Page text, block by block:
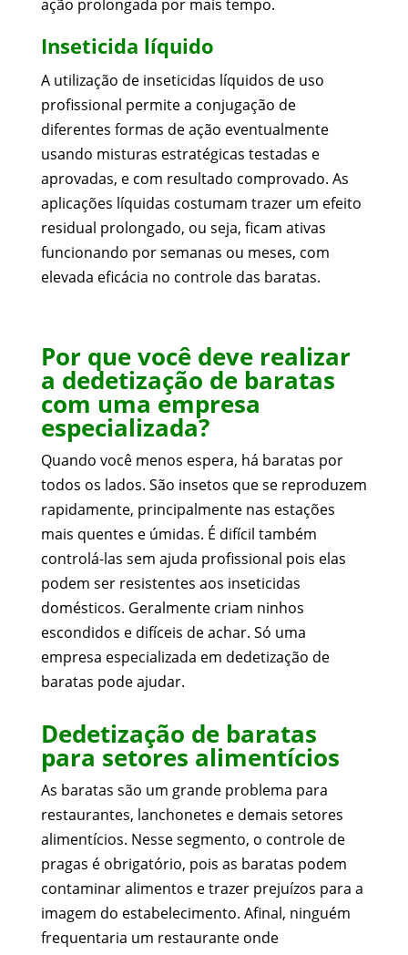
ação prolongada por mais tempo.
Inseticida líquido
A utilização de inseticidas líquidos de uso
profissional permite a conjugação de
diferentes formas de ação eventualmente
usando misturas estratégicas testadas e
aprovadas, e com resultado comprovado. As
aplicações líquidas costumam trazer um efeito
residual prolongado, ou seja, ficam ativas
funcionando por semanas ou meses, com
elevada eficácia no controle das baratas.
Por que você deve realizar
a dedetização de baratas
com uma empresa
especializada?
Quando você menos espera, há baratas por
todos os lados. São insetos que se reproduzem
rapidamente, principalmente nas estações
mais quentes e úmidas. É difícil também
controlá-las sem ajuda profissional pois elas
podem ser resistentes aos inseticidas
domésticos. Geralmente criam ninhos
escondidos e difíceis de achar. Só uma
empresa especializada em dedetização de
baratas pode ajudar.
Dedetização de baratas
para setores alimentícios
As baratas são um grande problema para
restaurantes, lanchonetes e demais setores
alimentícios. Nesse segmento, o controle de
pragas é obrigatório, pois as baratas podem
contaminar alimentos e trazer prejuízos para a
imagem do estabelecimento. Afinal, ninguém
frequentaria um restaurante onde